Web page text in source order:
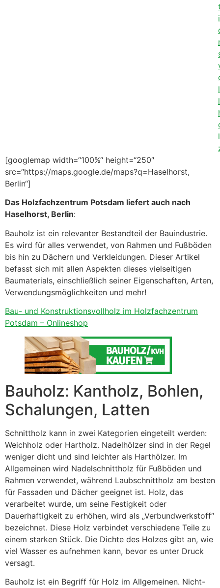
i
l
l
l
[googlemap width=“100%“ height=“250″
src=“https://maps.google.de/maps?q=Haselhorst,
Berlin“]
Das Holzfachzentrum Potsdam liefert auch nach
Haselhorst, Berlin:
Bauholz ist ein relevanter Bestandteil der Bauindustrie.
Es wird für alles verwendet, von Rahmen und Fußböden
bis hin zu Dächern und Verkleidungen. Dieser Artikel
befasst sich mit allen Aspekten dieses vielseitigen
Baumaterials, einschließlich seiner Eigenschaften, Arten,
Verwendungsmöglichkeiten und mehr!
Bau- und Konstruktionsvollholz im Holzfachzentrum
Potsdam – Onlineshop
Bauholz: Kantholz, Bohlen,
Schalungen, Latten
Schnittholz kann in zwei Kategorien eingeteilt werden:
Weichholz oder Hartholz. Nadelhölzer sind in der Regel
weniger dicht und sind leichter als Harthölzer. Im
Allgemeinen wird Nadelschnittholz für Fußböden und
Rahmen verwendet, während Laubschnittholz am besten
für Fassaden und Dächer geeignet ist. Holz, das
verarbeitet wurde, um seine Festigkeit oder
Dauerhaftigkeit zu erhöhen, wird als „Verbundwerkstoff“
bezeichnet. Diese Holz verbindet verschiedene Teile zu
einem starken Stück. Die Dichte des Holzes gibt an, wie
viel Wasser es aufnehmen kann, bevor es unter Druck
versagt.
Bauholz ist ein Begriff für Holz im Allgemeinen. Nicht-